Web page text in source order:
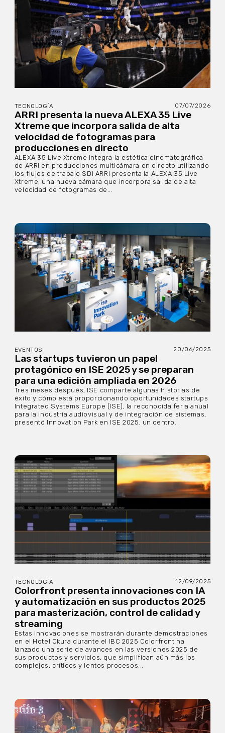
TECNOLOGÍA 07/07/2026
ARRI presenta la nueva ALEXA 35 Live
Xtreme que incorpora salida de alta
velocidad de fotogramas para
producciones en directo
ALEXA 35 Live Xtreme integra la estética cinematográfica
de ARRI en producciones multicámara en directo utilizando
los flujos de trabajo SDI ARRI presenta la ALEXA 35 Live
Xtreme, una nueva cámara que incorpora salida de alta
velocidad de fotogramas de...
EVENTOS 20/06/2025
Las startups tuvieron un papel
protagónico en ISE 2025 y se preparan
para una edición ampliada en 2026
Tres meses después, ISE comparte algunas historias de
éxito y cómo está proporcionando oportunidades startups
Integrated Systems Europe (ISE), la reconocida feria anual
para la industria audiovisual y de integración de sistemas,
presentó Innovation Park en ISE 2025, un centro...
TECNOLOGÍA 12/09/2025
Colorfront presenta innovaciones con IA
y automatización en sus productos 2025
para masterización, control de calidad y
streaming
Estas innovaciones se mostrarán durante demostraciones
en el Hotel Okura durante el IBC 2025 Colorfront ha
lanzado una serie de avances en las versiones 2025 de
sus productos y servicios, que simplifican aún más los
complejos, críticos y lentos procesos...